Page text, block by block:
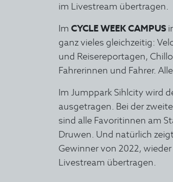
im Livestream übertragen.
Im CYCLE WEEK CAMPUS
ganz vieles gleichzeitig:
und Reisereportagen,
Fahrerinnen und Fahrer.
Im Jumppark Sihlcity wird
ausgetragen. Bei der
sind alle Favoritinnen am
Druwen. Und natürlich
Gewinner von 2022,
Livestream übertragen.